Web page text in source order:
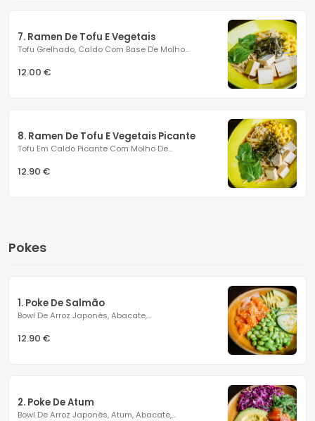
7. Ramen De Tofu E Vegetais
Tofu Grelhado, Caldo Com Base De Molho...
12.00 €
8. Ramen De Tofu E Vegetais Picante
Tofu Em Caldo Picante Com Molho De...
12.90 €
Pokes
1. Poke De Salmão
Bowl De Arroz Japonês, Abacate,...
12.90 €
2. Poke De Atum
Bowl De Arroz Japonês, Atum, Abacate,...